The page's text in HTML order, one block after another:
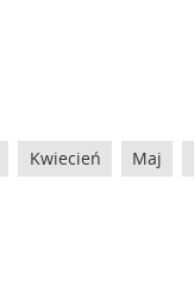
Kwiecień Maj